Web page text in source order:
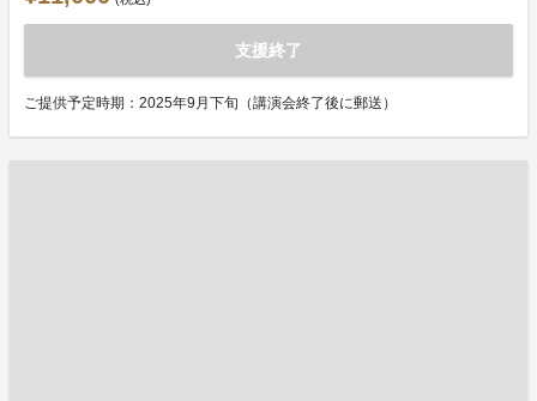
支援終了
ご提供予定時期：2025年9月下旬（講演会終了後に郵送）